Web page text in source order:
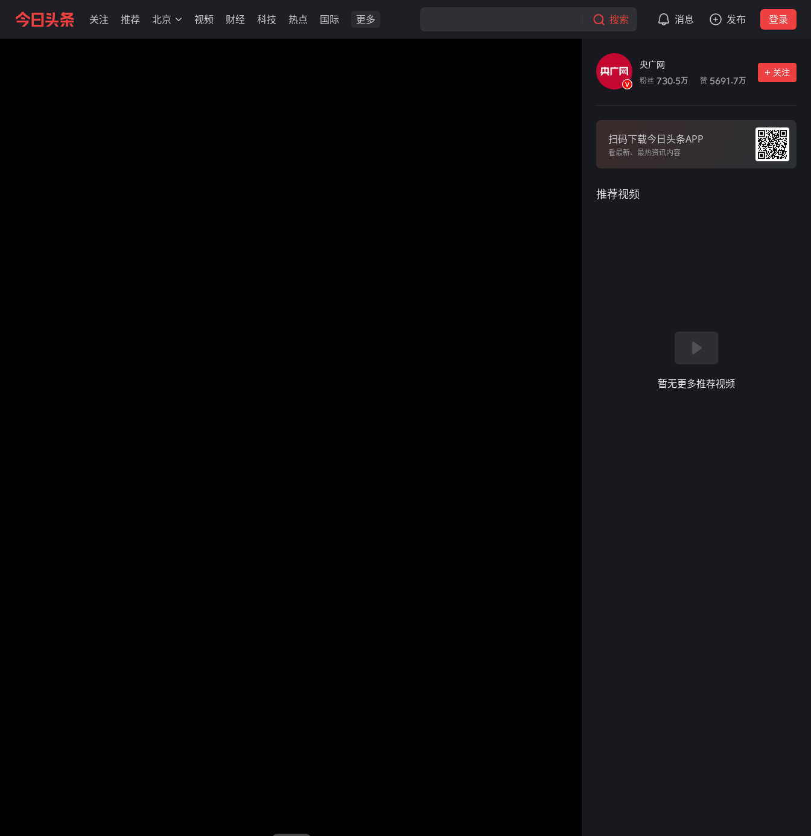
关注 推荐 北京 视频 财经 科技 热点 国际 更多 搜索 消息 发布 登录
央广网
粉丝 730.5万 赞 5691.7万
关注
扫码下载今日头条APP
看最新、最热资讯内容
推荐视频
暂无更多推荐视频